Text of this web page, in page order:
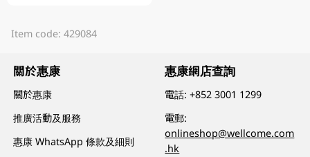
Item code: 429084
關於惠康
關於惠康
推廣活動及服務
惠康 WhatsApp 條款及細則
惠康網店查詢
電話:+852 3001 1299
電郵:
onlineshop@wellcome.com
.hk